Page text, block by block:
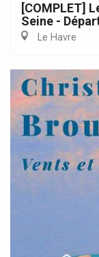
[COMPLET]
Seine -
Le Havre